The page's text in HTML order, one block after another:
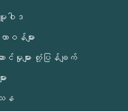
ဝါဒ
န်များ
င်မှုများ တုံ့ပြန်ချက်
သန